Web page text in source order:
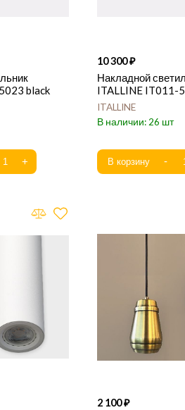
black
10 300
Накладной
ITALLINE IT011-
ITALLINE
26
2 100